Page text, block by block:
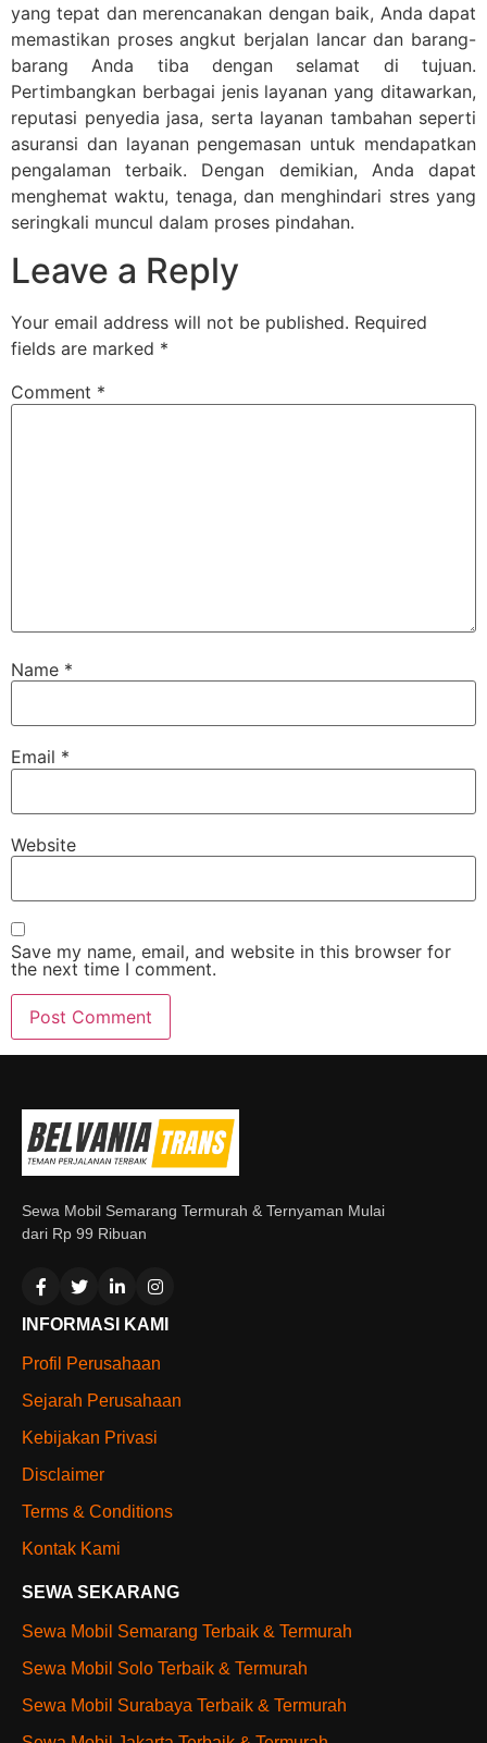
yang tepat dan merencanakan dengan baik, Anda dapat
memastikan proses angkut berjalan lancar dan barang-
barang Anda tiba dengan selamat di tujuan.
Pertimbangkan berbagai jenis layanan yang ditawarkan,
reputasi penyedia jasa, serta layanan tambahan seperti
asuransi dan layanan pengemasan untuk mendapatkan
pengalaman terbaik. Dengan demikian, Anda dapat
menghemat waktu, tenaga, dan menghindari stres yang
seringkali muncul dalam proses pindahan.
Leave a Reply
Your email address will not be published. Required
fields are marked *
Comment *
Name *
Email *
Website
Save my name, email, and website in this browser for
the next time I comment.
Sewa Mobil Semarang Termurah & Ternyaman Mulai
dari Rp 99 Ribuan
INFORMASI KAMI
Profil Perusahaan
Sejarah Perusahaan
Kebijakan Privasi
Disclaimer
Terms & Conditions
Kontak Kami
SEWA SEKARANG
Sewa Mobil Semarang Terbaik & Termurah
Sewa Mobil Solo Terbaik & Termurah
Sewa Mobil Surabaya Terbaik & Termurah